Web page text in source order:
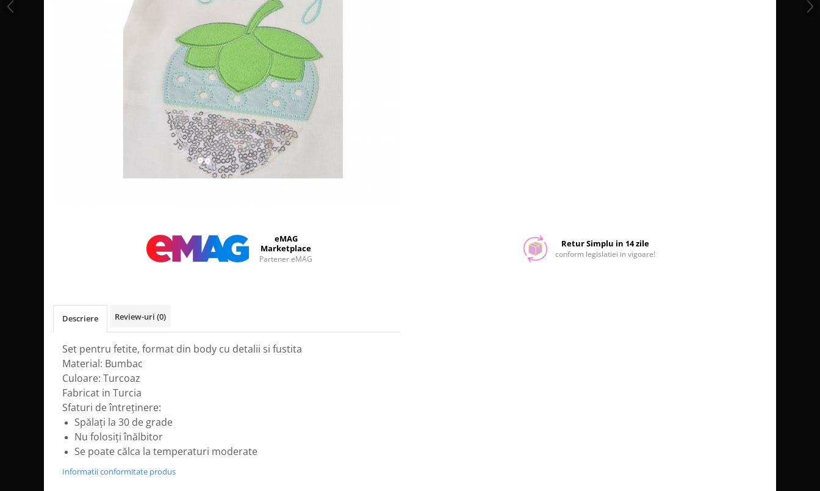
Facebook
eMAG
Marketplace
Partener eMAG
Retur Simplu in 14 zile
conform legislatiei in vigoare!
Descriere Review-uri (0)
Set pentru fetite, format din body cu detalii si fustita
Material: Bumbac
Culoare: Turcoaz
Fabricat in Turcia
Sfaturi de întreținere:
Spălați la 30 de grade
Nu folosiți înălbitor
Se poate călca la temperaturi moderate
Informatii conformitate produs